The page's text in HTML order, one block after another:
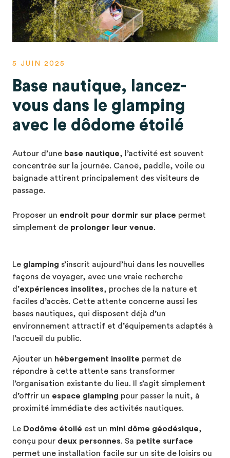
5 JUIN 2025
Base nautique, lancez-
vous dans le glamping
avec le dôdome étoilé
Autour d’une base nautique, l’activité est souvent
concentrée sur la journée. Canoë, paddle, voile ou
baignade attirent principalement des visiteurs de
passage.
Proposer un endroit pour dormir sur place permet
simplement de prolonger leur venue.
Le glamping s’inscrit aujourd’hui dans les nouvelles
façons de voyager, avec une vraie recherche
d’expériences insolites, proches de la nature et
faciles d’accès. Cette attente concerne aussi les
bases nautiques, qui disposent déjà d’un
environnement attractif et d’équipements adaptés à
l’accueil du public.
Ajouter un hébergement insolite permet de
répondre à cette attente sans transformer
l’organisation existante du lieu. Il s’agit simplement
d’offrir un espace glamping pour passer la nuit, à
proximité immédiate des activités nautiques.
Le Dodôme étoilé est un mini dôme géodésique,
conçu pour deux personnes. Sa petite surface
permet une installation facile sur un site de loisirs ou